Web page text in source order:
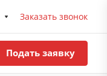
Заказать звонок
Подать заявку